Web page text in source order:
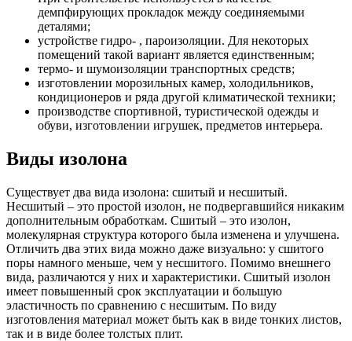
демпфирующих прокладок между соединяемыми
деталями;
устройстве гидро- , пароизоляции. Для некоторых
помещений такой вариант является единственным;
термо- и шумоизоляции транспортных средств;
изготовлении морозильных камер, холодильников,
кондиционеров и ряда другой климатической техники;
производстве спортивной, туристической одежды и
обуви, изготовлении игрушек, предметов интерьера.
Виды изолона
Существует два вида изолона: сшитый и несшитый.
Несшитый – это простой изолон, не подвергавшийся никаким
дополнительным обработкам. Сшитый – это изолон,
молекулярная структура которого была изменена и улучшена.
Отличить два этих вида можно даже визуально: у сшитого
поры намного меньше, чем у несшитого. Помимо внешнего
вида, различаются у них и характеристики. Сшитый изолон
имеет повышенный срок эксплуатации и большую
эластичность по сравнению с несшитым. По виду
изготовления материал может быть как в виде тонких листов,
так и в виде более толстых плит.